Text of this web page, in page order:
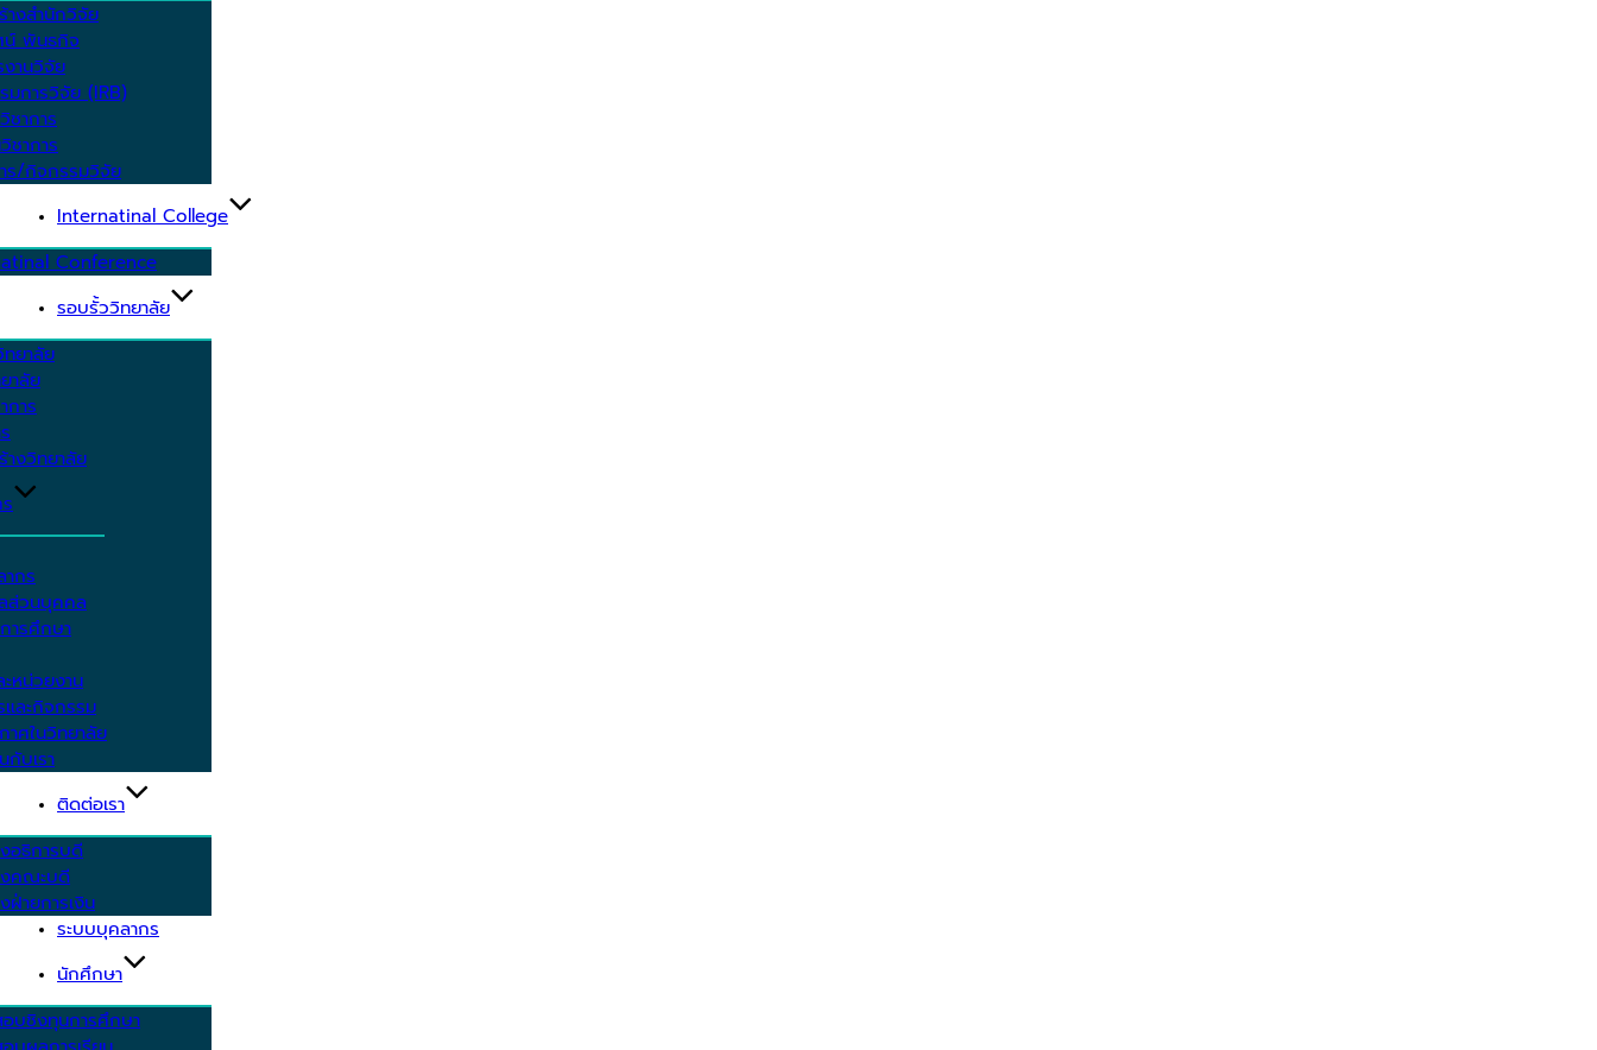
างสำนักวิจัย
น์ พันธกิจ
งานวิจัย
มการวิจัย (IRB)
ชาการ
ชาการ
ร/กิจกรรมวิจัย
Internatinal College
Conference
รอบรั้ววิทยาลัย
ทยาลัย
าลัย
การ
างวิทยาลัย
กร
ส่วนบุคคล
ารศึกษา
หน่วยงาน
และกิจกรรม
าศในวิทยาลัย
กับเรา
ติดต่อเรา
อธิการบดี
คณะบดี
ฝ่ายการเงิน
ระบบบุคลากร
นักศึกษา
บชิงทุนการศึกษา